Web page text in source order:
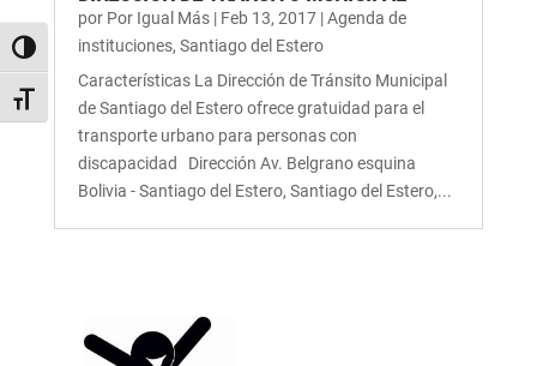
Alternar alto contraste
Alternar tamaño de letra
por Por Igual Más| Feb 13, 2017|Agenda de
instituciones, Santiago del Estero
Características La Dirección de Tránsito Municipal
de Santiago del Estero ofrece gratuidad para el
transporte urbano para personas con
discapacidad Dirección Av. Belgrano esquina
Bolivia - Santiago del Estero, Santiago del Estero,...